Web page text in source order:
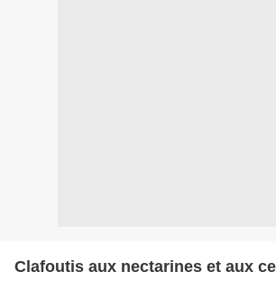
Clafoutis aux nectarines et aux